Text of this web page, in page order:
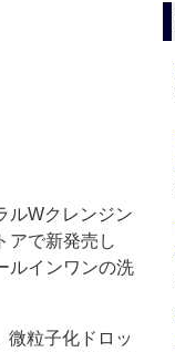
ルWクレンジン
アで新発売し
ルインワンの洗
粒子化ドロッ